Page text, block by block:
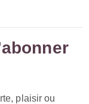
plaisir ou